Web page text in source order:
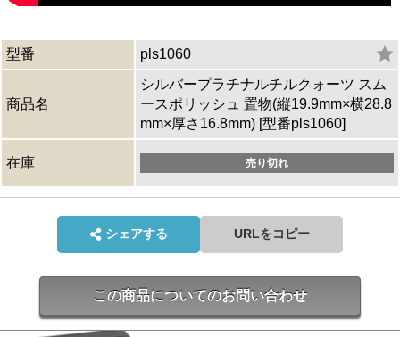
型番 pls1060
商品名
シルバープラチナルチルクォーツ スム
ースポリッシュ 置物(縦19.9mm×横28.8
mm×厚さ16.8mm) [型番pls1060]
在庫 売り切れ
シェアする URLをコピー
この商品についてのお問い合わせ